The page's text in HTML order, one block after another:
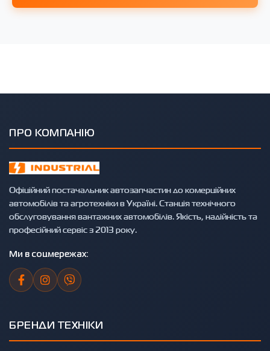
ПРО КОМПАНІЮ
Офіційний постачальник автозапчастин до комерційних
автомобілів та агротехніки в Україні. Станція технічного
обслуговування вантажних автомобілів. Якість, надійність та
професійний сервіс з 2013 року.
Ми в соцмережах:
БРЕНДИ ТЕХНІКИ